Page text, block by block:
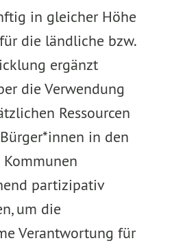
in gleicher Höhe
die ländliche bzw.
ergänzt
die Verwendung
Ressourcen
in den
partizipativ
um die
Verantwortung für